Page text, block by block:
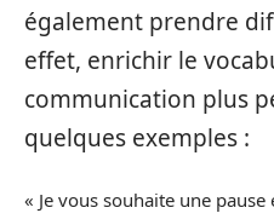
également prendre
effet, enrichir le
communication plus
quelques exemples :
« Je vous souhaite une